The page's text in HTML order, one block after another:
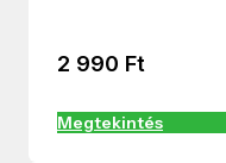
2 990 Ft
Megtekintés